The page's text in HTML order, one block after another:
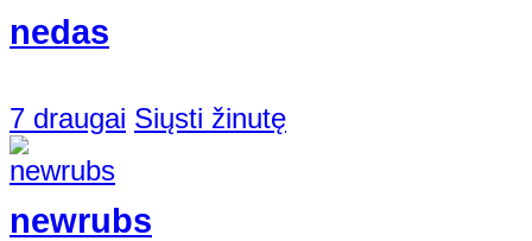
nedas
7 draugai Siųsti žinutę
newrubs